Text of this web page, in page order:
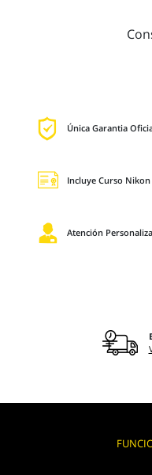
Única Garantia
Incluye Curso
Atención